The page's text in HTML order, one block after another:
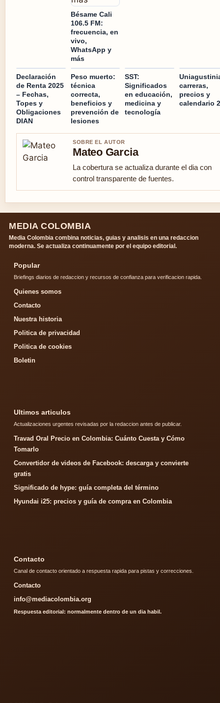
Bésame Cali
106.5 FM:
frecuencia, en
vivo,
WhatsApp y
más
Declaración
de Renta 2025
– Fechas,
Topes y
Obligaciones
DIAN
Peso muerto:
técnica
correcta,
beneficios y
prevención de
lesiones
SST:
Significados
en educación,
medicina y
tecnología
carreras,
precios y
calendario
SOBRE EL AUTOR
Mateo Garcia
La cobertura se actualiza durante el dia con
control transparente de fuentes.
MEDIA COLOMBIA
Media Colombia combina noticias, guias y analisis en una redaccion
moderna. Se actualiza continuamente por el equipo editorial.
Popular
Briefings diarios de redaccion y recursos de confianza para verificacion rapida.
Quienes somos
Contacto
Nuestra historia
Politica de privacidad
Politica de cookies
Boletin
Ultimos articulos
Actualizaciones urgentes revisadas por la redaccion antes de publicar.
Travad Oral Precio en Colombia: Cuánto Cuesta y Cómo
Tomarlo
Convertidor de videos de Facebook: descarga y convierte
gratis
Significado de hype: guía completa del término
Hyundai i25: precios y guía de compra en Colombia
Contacto
Canal de contacto orientado a respuesta rapida para pistas y correcciones.
Contacto
info@mediacolombia.org
Respuesta editorial: normalmente dentro de un dia habil.